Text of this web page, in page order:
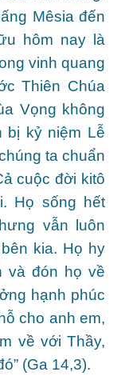
Mêsia đến
hôm nay là
vinh quang
Thiên Chúa
Vọng không
bị kỷ niệm Lễ
ta chuẩn
cuộc đời kitô
Họ sống hết
vẫn luôn
kia. Họ hy
và đón họ về
hạnh phúc
cho anh em,
về với Thầy,
(Ga 14,3).